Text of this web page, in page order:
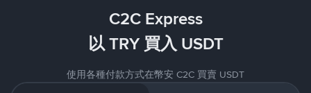
C2C Express
以 TRY 買入 USDT
使用各種付款方式在幣安 C2C 買賣 USDT